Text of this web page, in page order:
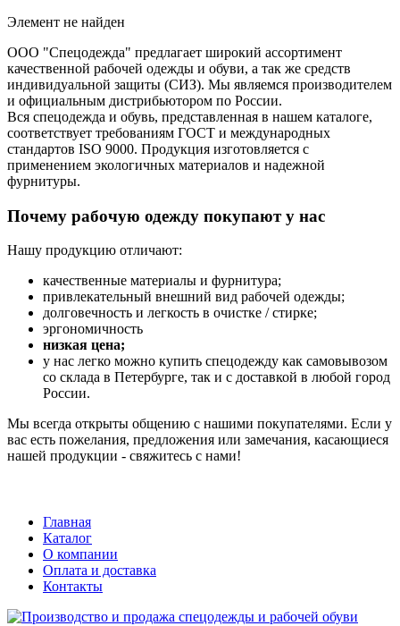
Элемент не найден
ООО "Спецодежда" предлагает широкий ассортимент
качественной рабочей одежды и обуви, а так же средств
индивидуальной защиты (СИЗ). Мы являемся производителем
и официальным дистрибьютором по России.
Вся спецодежда и обувь, представленная в нашем каталоге,
соответствует требованиям ГОСТ и международных
стандартов ISO 9000. Продукция изготовляется с
применением экологичных материалов и надежной
фурнитуры.
Почему рабочую одежду покупают у нас
Нашу продукцию отличают:
качественные материалы и фурнитура;
привлекательный внешний вид рабочей одежды;
долговечность и легкость в очистке / стирке;
эргономичность
низкая цена;
у нас легко можно купить спецодежду как самовывозом
со склада в Петербурге, так и с доставкой в любой город
России.
Мы всегда открыты общению с нашими покупателями. Если у
вас есть пожелания, предложения или замечания, касающиеся
нашей продукции - свяжитесь с нами!
Главная
Каталог
О компании
Оплата и доставка
Контакты